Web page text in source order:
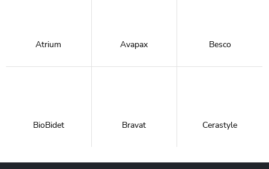
Atrium Avapax Besco
BioBidet Bravat Cerastyle